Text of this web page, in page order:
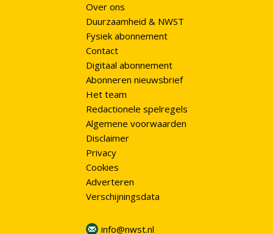
Over ons
Duurzaamheid & NWST
Fysiek abonnement
Contact
Digitaal abonnement
Abonneren nieuwsbrief
Het team
Redactionele spelregels
Algemene voorwaarden
Disclaimer
Privacy
Cookies
Adverteren
Verschijningsdata
info@nwst.nl